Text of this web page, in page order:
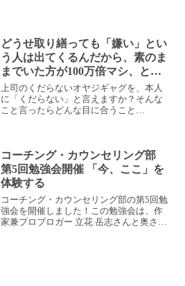
話です。コーチングやカウン...
どうせ取り繕っても「嫌い」とい
う人は出てくるんだから、素のま
までいた方が100万倍マシ、とい
う話
上司のくだらないオヤジギャグを、本人
に「くだらない」と言えますか？そんな
こと言ったらどんな目に合うこと
人間の本能「人に嫌われたくはな...
コーチング・カウンセリング部
第5回勉強会開催 「今、ここ」を
体験する
コーチング・カウンセリング部の第5回勉
強会を開催しました！この勉強会は、作
家兼プロブロガー 立花 岳志さんと奥さん